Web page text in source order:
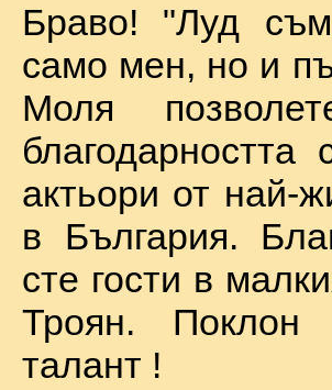
Браво! "Луд
само мен, но и
Моля
актьори от най-
в България.
сте гости в
Троян.
талант !